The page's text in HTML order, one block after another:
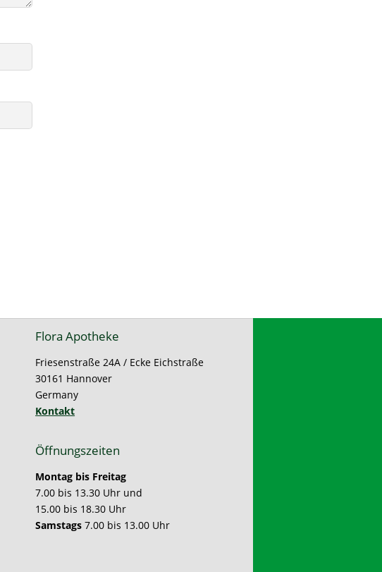
Flora Apotheke
Friesenstraße 24A / Ecke Eichstraße
30161 Hannover
Germany
Kontakt
Öffnungszeiten
Montag bis Freitag
7.00 bis 13.30 Uhr und
15.00 bis 18.30 Uhr
Samstags 7.00 bis 13.00 Uhr